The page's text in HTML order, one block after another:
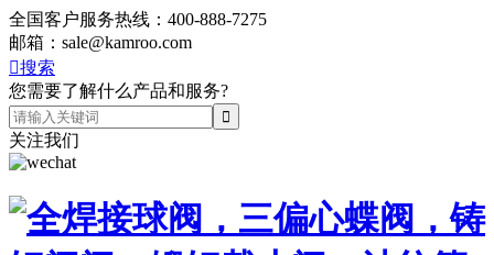
全国客户服务热线： 400-888-7275
邮箱： sale@kamroo.com
搜索
您需要了解什么产品和服务?
关注我们